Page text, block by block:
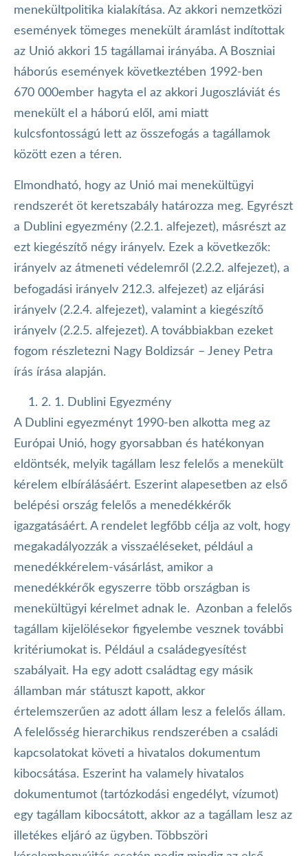
menekültpolitika kialakítása. Az akkori nemzetközi
események tömeges menekült áramlást indítottak
az Unió akkori 15 tagállamai irányába. A Boszniai
háborús események következtében 1992-ben
670 000ember hagyta el az akkori Jugoszláviát és
menekült el a háború elől, ami miatt
kulcsfontosságú lett az összefogás a tagállamok
között ezen a téren.
Elmondható, hogy az Unió mai menekültügyi
rendszerét öt keretszabály határozza meg. Egyrészt
a Dublini egyezmény (2.2.1. alfejezet), másrészt az
ezt kiegészítő négy irányelv. Ezek a következők:
irányelv az átmeneti védelemről (2.2.2. alfejezet), a
befogadási irányelv 212.3. alfejezet) az eljárási
irányelv (2.2.4. alfejezet), valamint a kiegészítő
irányelv (2.2.5. alfejezet). A továbbiakban ezeket
fogom részletezni Nagy Boldizsár – Jeney Petra
írás írása alapján.
2. 1. Dublini Egyezmény
A Dublini egyezményt 1990-ben alkotta meg az
Európai Unió, hogy gyorsabban és hatékonyan
eldöntsék, melyik tagállam lesz felelős a menekült
kérelem elbírálásáért. Eszerint alapesetben az első
belépési ország felelős a menedékkérők
igazgatásáért. A rendelet legfőbb célja az volt, hogy
megakadályozzák a visszaéléseket, például a
menedékkérelem-vásárlást, amikor a
menedékkérők egyszerre több országban is
menekültügyi kérelmet adnak le. Azonban a felelős
tagállam kijelölésekor figyelembe vesznek további
kritériumokat is. Például a családegyesítést
szabályait. Ha egy adott családtag egy másik
államban már státuszt kapott, akkor
értelemszerűen az adott állam lesz a felelős állam.
A felelősség hierarchikus rendszerében a családi
kapcsolatokat követi a hivatalos dokumentum
kibocsátása. Eszerint ha valamely hivatalos
dokumentumot (tartózkodási engedélyt, vízumot)
egy tagállam kibocsátott, akkor az a tagállam lesz az
illetékes eljáró az ügyben. Többszöri